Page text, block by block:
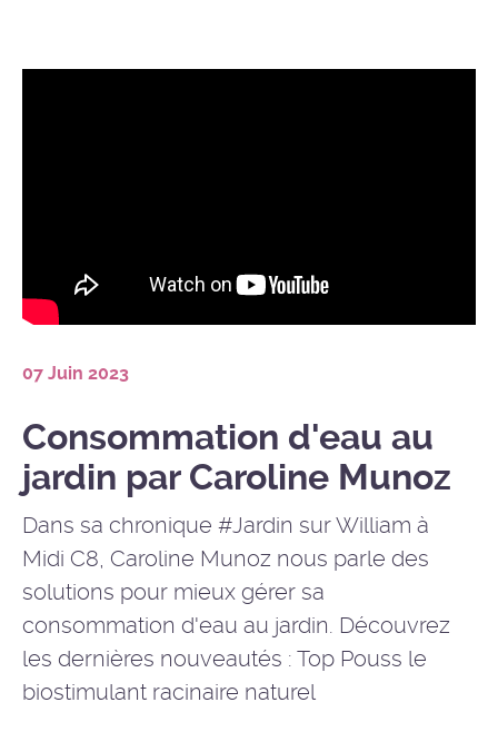
07 Juin 2023
Consommation d'eau au
jardin par Caroline Munoz
Dans sa chronique #Jardin sur William à
Midi C8, Caroline Munoz nous parle des
solutions pour mieux gérer sa
consommation d'eau au jardin. Découvrez
les dernières nouveautés : Top Pouss le
biostimulant racinaire naturel